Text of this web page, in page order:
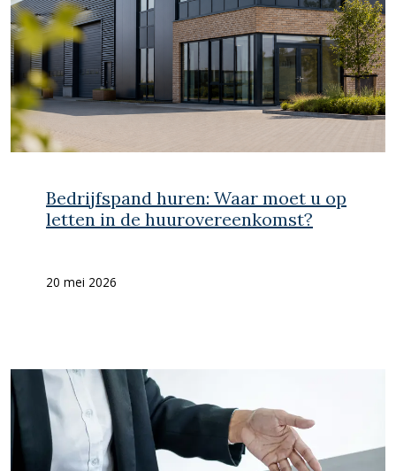
Bedrijfspand huren: Waar moet u op
letten in de huurovereenkomst?
20 mei 2026